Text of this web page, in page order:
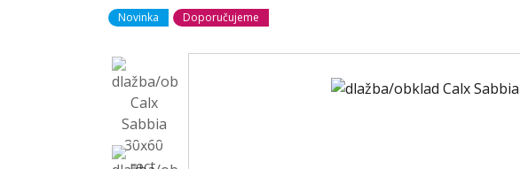
Novinka Doporučujeme